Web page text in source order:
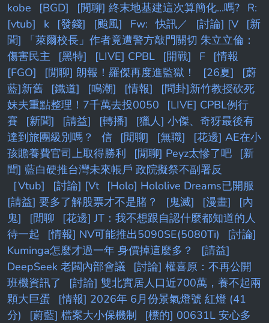
kobe
[BGD] [閒聊] 終末地基建這次算簡化...嗎? R:
[vtub]
k [發錢] [颱風] Fw: 快訊／ [討論] [V
[新
聞] 「萊爾校長」作者竟遭警方敲門關切 朱立立倫：
傷害民主
[黑特] [LIVE] CPBL [開戰] F
[情報
[FGO]
[閒聊] 朗報！羅傑再度進監獄！ [26夏]
[蔚
藍]新舊
[鐵道] [鳴潮] [情報]
[問卦]新竹教授砍死
妹夫重點整理！7千萬去投0050
[LIVE] CPBL例行
賽
[新聞] [請益] [轉播]
[獵人] 小傑、奇犽最後有
達到旅團級別嗎？
信 [閒聊] [無職]
[花邊] AE在小
孩贍養費官司上取得勝利
[閒聊] Peyz太慘了吧
[新
聞] 藍白硬推台灣未來帳戶 政院擬祭不副署反
［Vtub]
[討論] [Vt
[Holo] Hololive Dreams已開服
[請益] 要多了解股票才不是賭？
[鬼滅] [漫畫]
[內
鬼]
[閒聊
[花邊] JT：我不想跟自認什麼都知道的人
待一起
[情報] NV可能推出5090SE(5080Ti)
[討論]
Kuminga怎麼才過一年 身價掉這麼多？
[請益]
DeepSeek 老闆內部會議
[討論] 權喜原：不再公開
班機資訊了
[討論] 雙北實居人口近700萬，養不起兩
顆大巨蛋
[情報] 2026年 6月份景氣燈號 紅燈 (41
分)
[蔚藍] 檔案大小保機制 [標的] 00631L 安心多